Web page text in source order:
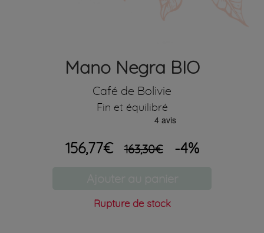
Mano Negra BIO
Café de Bolivie
Fin et équilibré
156,77€ 163,30€ -4%
Rupture de stock